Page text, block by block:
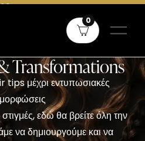
σε όλη την Ελλάδα και άνω των
0
Transformations
tips μέχρι εντυπωσιακές
εδώ θα βρείτε όλη την
να δημιουργούμε και να